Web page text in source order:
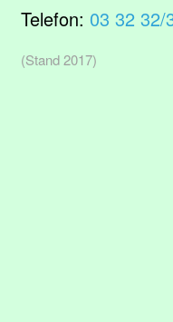
Telefon: 03 32 32/
(Stand 2017)